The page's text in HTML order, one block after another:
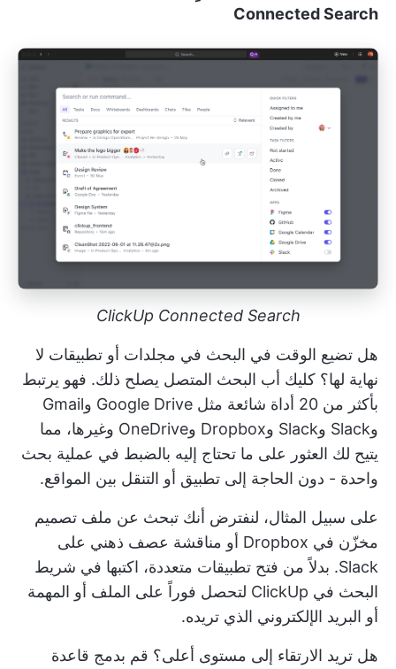
Connected Search
ClickUp Connected Search
هل تضيع الوقت في البحث في مجلدات أو تطبيقات لا
نهاية لها؟ كليك أب البحث المتصل يصلح ذلك. فهو يرتبط
بأكثر من 20 أداة شائعة مثل Google Drive وGmail
وSlack وSlack وDropbox وOneDrive وغيرها، مما
يتيح لك العثور على ما تحتاج إليه بالضبط في عملية بحث
واحدة - دون الحاجة إلى تطبيق أو التنقل بين المواقع.
على سبيل المثال، لنفترض أنك تبحث عن ملف تصميم
مخزّن في Dropbox أو مناقشة عصف ذهني على
Slack. بدلاً من فتح تطبيقات متعددة، اكتبها في شريط
البحث في ClickUp لتحصل فوراً على الملف أو المهمة
أو البريد الإلكتروني الذي تريده.
هل تريد الارتقاء إلى مستوى أعلى؟ قم بدمج قاعدة